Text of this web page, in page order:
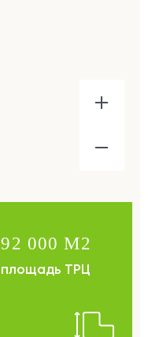
92 000 М2
площадь ТРЦ